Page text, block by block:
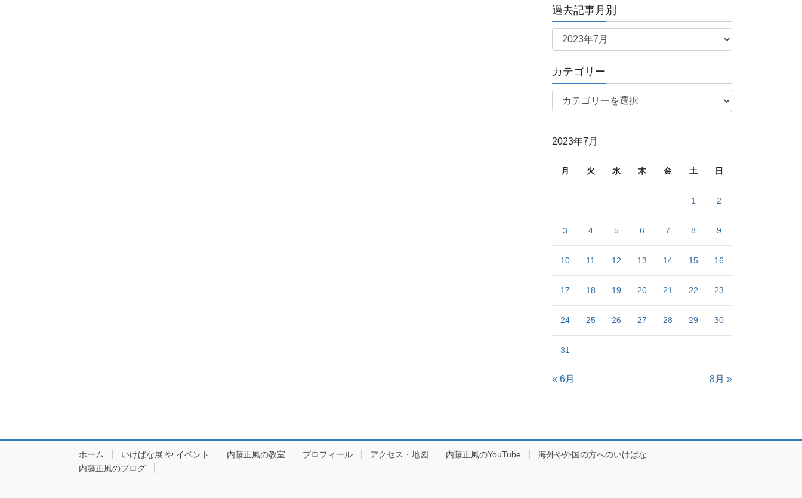
過去記事月別
過
事
月
カテゴリー
テ
リ
2023年7月
月 火 水 木 金 土 日
1 2
3 4 5 6 7 8 9
10 11 12 13 14 15 16
17 18 19 20 21 22 23
24 25 26 27 28 29 30
31
« 6月 8月 »
ホーム いけばな展 や イベント 内藤正風の教室 プロフィール アクセス・地図 内藤正風のYouTube
海外や外国の方へのいけばな
内藤正風のブログ